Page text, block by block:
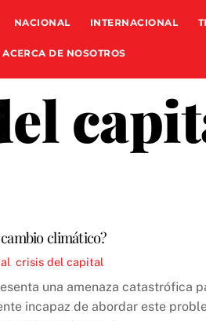
NACIONAL INTERNACIONAL
ACERCA DE NOSOTROS
climático?
,crisis del capital
una amenaza catastrófica
incapaz de abordar este